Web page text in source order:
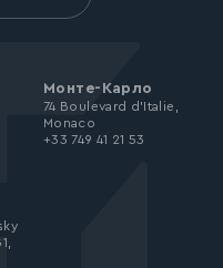
Монте-Карло
74 Boulevard d’Italie,
Monaco
+33 749 41 21 53